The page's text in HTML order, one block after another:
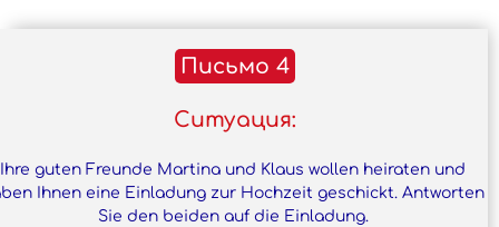
Письмо 4
Ситуация:
Ihre guten Freunde Martina und Klaus wollen heiraten und
Ihnen eine Einladung zur Hochzeit geschickt. Antworten
Sie den beiden auf die Einladung.